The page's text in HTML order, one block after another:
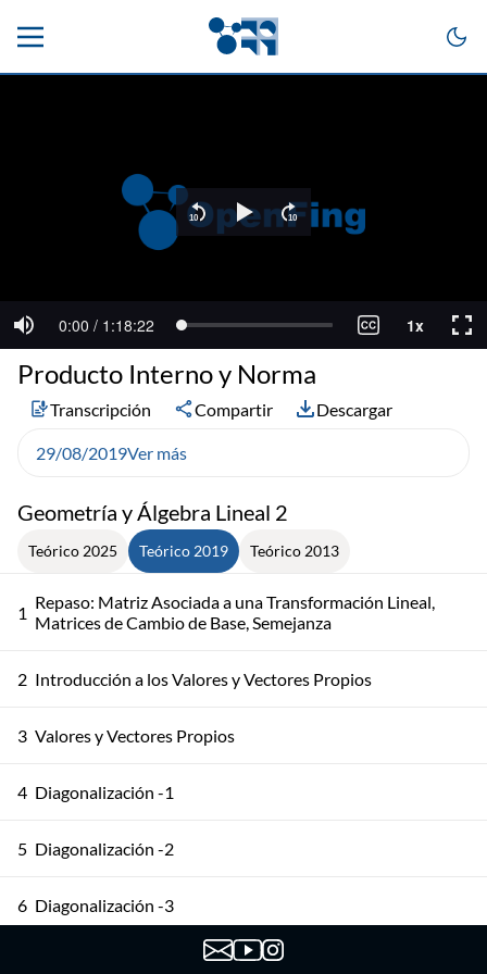
Geometría y Álgebra Lineal 2
Teórico 2025 Teórico 2019 Teórico 2013
1 Repaso: Matriz Asociada a una Transformación Lineal,
Matrices de Cambio de Base, Semejanza
2 Introducción a los Valores y Vectores Propios
3 Valores y Vectores Propios
4 Diagonalización -1
5 Diagonalización -2
6 Diagonalización -3
Teorema de Gershgorin
Producto Interno y Norma
Transcripción Compartir Descargar
29/08/2019Ver más